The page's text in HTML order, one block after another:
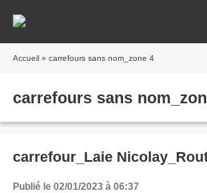
Accueil » carrefours sans nom_zone 4
carrefours sans
carrefour_Laie
Publié le 02/01/2023 à 06:37